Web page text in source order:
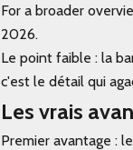
For a broader
2026.
Le point faible : la
c'est le détail qui
Les vrais
Premier avantage :